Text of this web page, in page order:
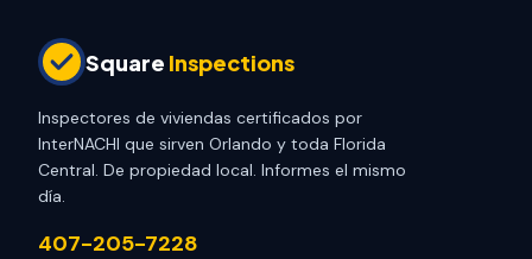
Square Inspections
Inspectores de viviendas certificados por
InterNACHI que sirven Orlando y toda Florida
Central. De propiedad local. Informes el mismo
día.
407-205-7228